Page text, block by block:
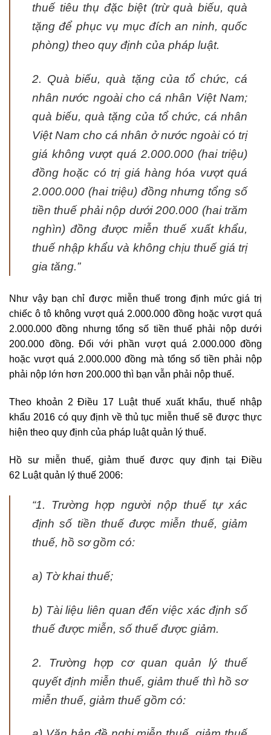
thuế tiêu thụ đặc biệt (trừ quà biếu, quà
tặng để phục vụ mục đích an ninh, quốc
phòng) theo quy định của pháp luật.
2. Quà biếu, quà tặng của tổ chức, cá
nhân nước ngoài cho cá nhân Việt Nam;
quà biếu, quà tặng của tổ chức, cá nhân
Việt Nam cho cá nhân ở nước ngoài có trị
giá không vượt quá 2.000.000 (hai triệu)
đồng hoặc có trị giá hàng hóa vượt quá
2.000.000 (hai triệu) đồng nhưng tổng số
tiền thuế phải nộp dưới 200.000 (hai trăm
nghìn) đồng được miễn thuế xuất khẩu,
thuế nhập khẩu và không chịu thuế giá trị
gia tăng.”
Như vậy bạn chỉ được miễn thuế trong định mức giá trị
chiếc ô tô không vượt quá 2.000.000 đồng hoặc vượt quá
2.000.000 đồng nhưng tổng số tiền thuế phải nộp dưới
200.000 đồng. Đối với phần vượt quá 2.000.000 đồng
hoặc vượt quá 2.000.000 đồng mà tổng số tiền phải nộp
phải nộp lớn hơn 200.000 thì bạn vẫn phải nộp thuế.
Theo khoản 2 Điều 17 Luật thuế xuất khẩu, thuế nhập
khẩu 2016 có quy định về thủ tục miễn thuế sẽ được thực
hiện theo quy định của pháp luật quản lý thuế.
Hồ sư miễn thuế, giảm thuế được quy định tại Điều
62 Luật quản lý thuế 2006:
“1. Trường hợp người nộp thuế tự xác
định số tiền thuế được miễn thuế, giảm
thuế, hồ sơ gồm có:
a) Tờ khai thuế;
b) Tài liệu liên quan đến việc xác định số
thuế được miễn, số thuế được giảm.
2. Trường hợp cơ quan quản lý thuế
quyết định miễn thuế, giảm thuế thì hồ sơ
miễn thuế, giảm thuế gồm có: